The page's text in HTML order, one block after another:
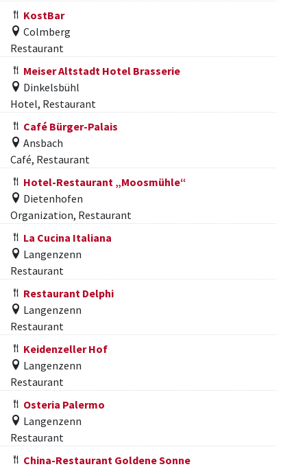
KostBar
Colmberg
Restaurant
Meiser Altstadt Hotel Brasserie
Dinkelsbühl
Hotel, Restaurant
Café Bürger-Palais
Ansbach
Café, Restaurant
Hotel-Restaurant „Moosmühle“
Dietenhofen
Organization, Restaurant
La Cucina Italiana
Langenzenn
Restaurant
Restaurant Delphi
Langenzenn
Restaurant
Keidenzeller Hof
Langenzenn
Restaurant
Osteria Palermo
Langenzenn
Restaurant
China-Restaurant Goldene Sonne